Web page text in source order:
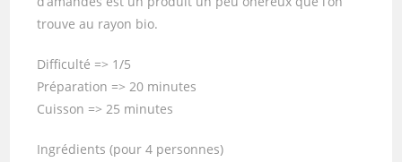
trouve au rayon bio.
Difficulté => 1/5
Préparation => 20 minutes
Cuisson => 25 minutes
Ingrédients (pour 4 personnes)